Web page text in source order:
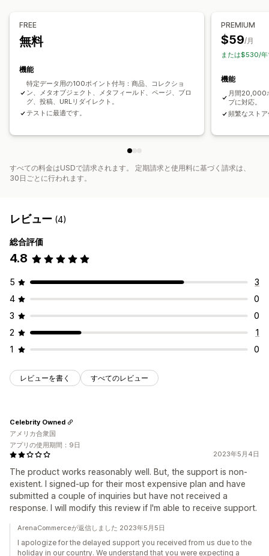
FREE
無料
機能
特定データ用の100ポイント付与：商品、コレクショ
ン、メタオブジェクト、メタフィールド、ページ、ブロ
グ、投稿、URLリダイレクト。
テストに最適です。
PREMIUM
$59/月
または$530/
機能
月間20,000
プに対応。
頻繁なスト
すべての料金はUSDで請求されます。 定期請求と使用料に基づく請求は、
30日ごとに行われます。
レビュー (4)
総合評価
4.8
5
3
4
0
3
0
2
1
1
0
レビューを書く すべてのレビュー
2023年5月4日
The product works reasonably well. But, the support is non-
existent. I signed-up for their most expensive plan and have
submitted a couple of inquiries but have not received a
response. I will modify this review if I'm able to receive support.
Celebrity Owned
アメリカ合衆国
アプリの使用期間：9日
ArenaCommerceが返信しました 2023年5月5日
I apologize for the delayed support you received from us due to the
holiday in our country. We understand that you were expecting a